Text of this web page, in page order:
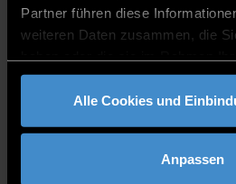
Partner führen diese
weiteren Daten zusammen, die
gesammelt haben.
Alle Cookies und
Anpassen
BÜROZEITEN
Montag - Mittwoch: